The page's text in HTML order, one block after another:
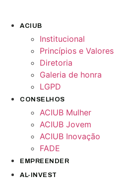
conteúdo
ACIUB
Institucional
Princípios e Valores​
Diretoria
Galeria de honra
LGPD
CONSELHOS
ACIUB Mulher
ACIUB Jovem
ACIUB Inovação
FADE
EMPREENDER
AL-INVEST